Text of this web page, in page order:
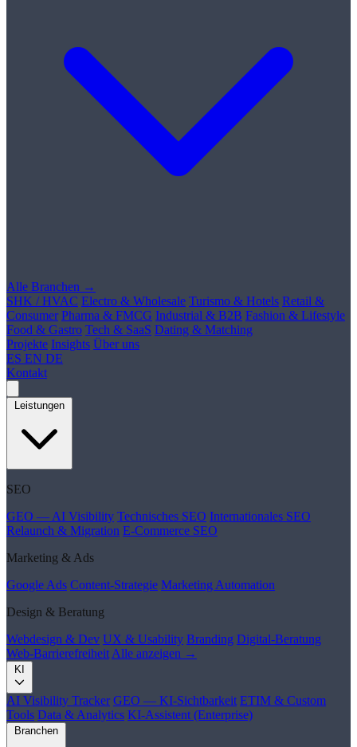
Alle Branchen →
SHK / HVAC Electro & Wholesale Turismo & Hotels Retail &
Consumer Pharma & FMCG Industrial & B2B Fashion & Lifestyle
Food & Gastro Tech & SaaS Dating & Matching
Projekte Insights Über uns
ES EN DE
Kontakt
Leistungen
SEO
GEO — AI Visibility Technisches SEO Internationales SEO
Relaunch & Migration E-Commerce SEO
Marketing & Ads
Google Ads Content-Strategie Marketing Automation
Design & Beratung
Webdesign & Dev UX & Usability Branding Digital-Beratung
Web-Barrierefreiheit Alle anzeigen →
KI
AI Visibility Tracker GEO — KI-Sichtbarkeit ETIM & Custom
Tools Data & Analytics KI-Assistent (Enterprise)
Branchen